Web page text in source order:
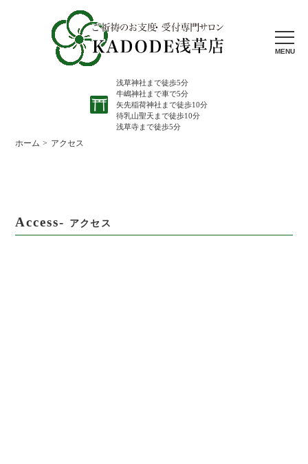
MENU
浅草神社まで徒歩5分
牛嶋神社まで車で5分
矢先稲荷神社まで徒歩10分
待乳山聖天まで徒歩10分
浅草寺まで徒歩5分
ホーム アクセス
Access- アクセス